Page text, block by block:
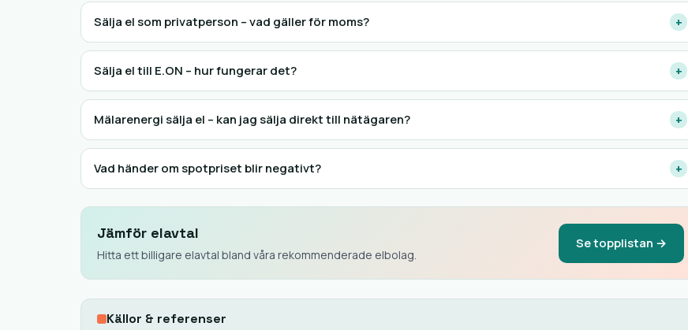
Sälja el som privatperson – vad gäller för moms? +
Sälja el till E.ON – hur fungerar det? +
Mälarenergi sälja el – kan jag sälja direkt till nätägaren? +
Vad händer om spotpriset blir negativt? +
Jämför elavtal
Hitta ett billigare elavtal bland våra rekommenderade elbolag.
Se topplistan →
Källor & referenser